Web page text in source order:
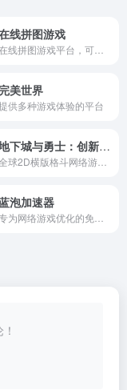
线拼图游戏
完美世界
供多种游戏体验的平台
地下城与勇士：创新世纪
泡加速器